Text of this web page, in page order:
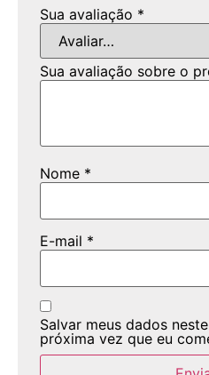
Sua avaliação *
Sua avaliação sobre o
Nome *
E-mail *
Salvar meus dados
próxima vez que eu